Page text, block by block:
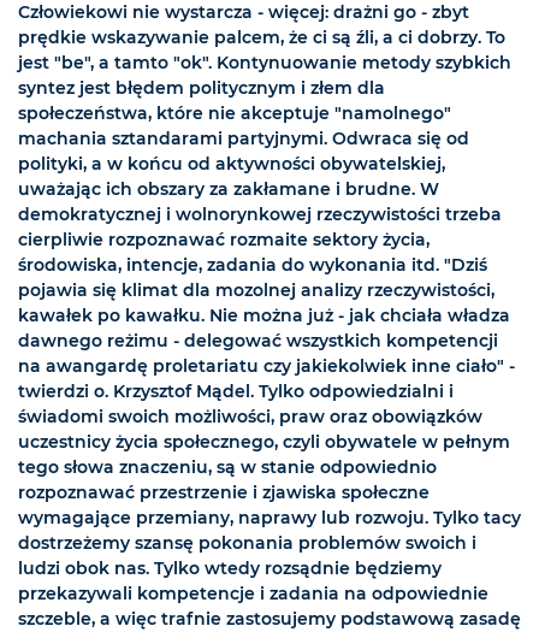
Człowiekowi nie wystarcza - więcej: drażni go - zbyt
prędkie wskazywanie palcem, że ci są źli, a ci dobrzy. To
jest "be", a tamto "ok". Kontynuowanie metody szybkich
syntez jest błędem politycznym i złem dla
społeczeństwa, które nie akceptuje "namolnego"
machania sztandarami partyjnymi. Odwraca się od
polityki, a w końcu od aktywności obywatelskiej,
uważając ich obszary za zakłamane i brudne. W
demokratycznej i wolnorynkowej rzeczywistości trzeba
cierpliwie rozpoznawać rozmaite sektory życia,
środowiska, intencje, zadania do wykonania itd. "Dziś
pojawia się klimat dla mozolnej analizy rzeczywistości,
kawałek po kawałku. Nie można już - jak chciała władza
dawnego reżimu - delegować wszystkich kompetencji
na awangardę proletariatu czy jakiekolwiek inne ciało" -
twierdzi o. Krzysztof Mądel. Tylko odpowiedzialni i
świadomi swoich możliwości, praw oraz obowiązków
uczestnicy życia społecznego, czyli obywatele w pełnym
tego słowa znaczeniu, są w stanie odpowiednio
rozpoznawać przestrzenie i zjawiska społeczne
wymagające przemiany, naprawy lub rozwoju. Tylko tacy
dostrzeżemy szansę pokonania problemów swoich i
ludzi obok nas. Tylko wtedy rozsądnie będziemy
przekazywali kompetencje i zadania na odpowiednie
szczeble, a więc trafnie zastosujemy podstawową zasadę